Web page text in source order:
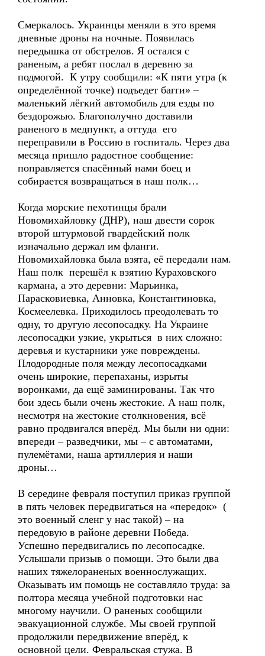
Смеркалось. Украинцы меняли в это время
дневные дроны на ночные. Появилась
передышка от обстрелов. Я остался с
раненым, а ребят послал в деревню за
подмогой. К утру сообщили: «К пяти утра (к
определённой точке) подъедет багги» –
маленький лёгкий автомобиль для езды по
бездорожью. Благополучно доставили
раненого в медпункт, а оттуда его
переправили в Россию в госпиталь. Через два
месяца пришло радостное сообщение:
поправляется спасённый нами боец и
собирается возвращаться в наш полк…
Когда морские пехотинцы брали
Новомихайловку (ДНР), наш двести сорок
второй штурмовой гвардейский полк
изначально держал им фланги.
Новомихайловка была взята, её передали нам.
Наш полк перешёл к взятию Кураховского
кармана, а это деревни: Марьинка,
Парасковиевка, Анновка, Константиновка,
Космеелевка. Приходилось преодолевать то
одну, то другую лесопосадку. На Украине
лесопосадки узкие, укрыться в них сложно:
деревья и кустарники уже повреждены.
Плодородные поля между лесопосадками
очень широкие, перепаханы, изрыты
воронками, да ещё заминированы. Так что
бои здесь были очень жестокие. А наш полк,
несмотря на жестокие столкновения, всё
равно продвигался вперёд. Мы были ни одни:
впереди – разведчики, мы – с автоматами,
пулемётами, наша артиллерия и наши
дроны…
В середине февраля поступил приказ группой
в пять человек передвигаться на «передок» (
это военный сленг у нас такой) – на
передовую в районе деревни Победа.
Успешно передвигались по лесопосадке.
Услышали призыв о помощи. Это были два
наших тяжелораненых военнослужащих.
Оказывать им помощь не составляло труда: за
полтора месяца учебной подготовки нас
многому научили. О раненых сообщили
эвакуационной службе. Мы своей группой
продолжили передвижение вперёд, к
основной цели. Февральская стужа. В